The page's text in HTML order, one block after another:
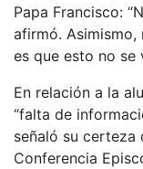
Papa Francisco:
afirmó. Asimismo,
es que esto no se
En relación a la
“falta de
señaló su certeza
Conferencia